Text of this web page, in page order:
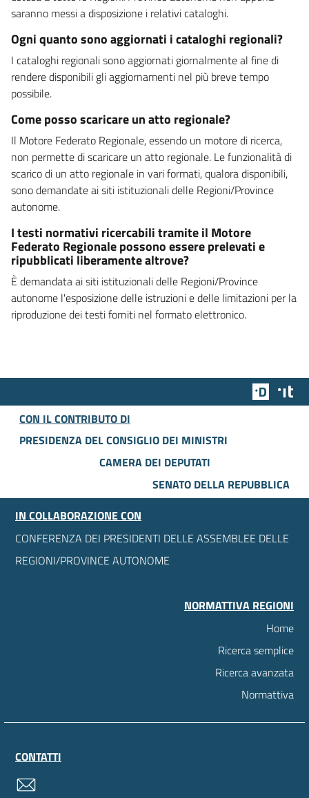
saranno messi a disposizione i relativi cataloghi.
Ogni quanto sono aggiornati i cataloghi regionali?
I cataloghi regionali sono aggiornati giornalmente al fine di
rendere disponibili gli aggiornamenti nel più breve tempo
possibile.
Come posso scaricare un atto regionale?
Il Motore Federato Regionale, essendo un motore di ricerca,
non permette di scaricare un atto regionale. Le funzionalità di
scarico di un atto regionale in vari formati, qualora disponibili,
sono demandate ai siti istituzionali delle Regioni/Province
autonome.
I testi normativi ricercabili tramite il Motore
Federato Regionale possono essere prelevati e
ripubblicati liberamente altrove?
È demandata ai siti istituzionali delle Regioni/Province
autonome l'esposizione delle istruzioni e delle limitazioni per la
riproduzione dei testi forniti nel formato elettronico.
Team
CON IL CONTRIBUTO DI
PRESIDENZA DEL CONSIGLIO DEI MINISTRI
CAMERA DEI DEPUTATI
SENATO DELLA REPUBBLICA
IN COLLABORAZIONE CON
CONFERENZA DEI PRESIDENTI DELLE ASSEMBLEE DELLE
REGIONI/PROVINCE AUTONOME
NORMATTIVA REGIONI
Home
Ricerca semplice
Ricerca avanzata
Normattiva
CONTATTI